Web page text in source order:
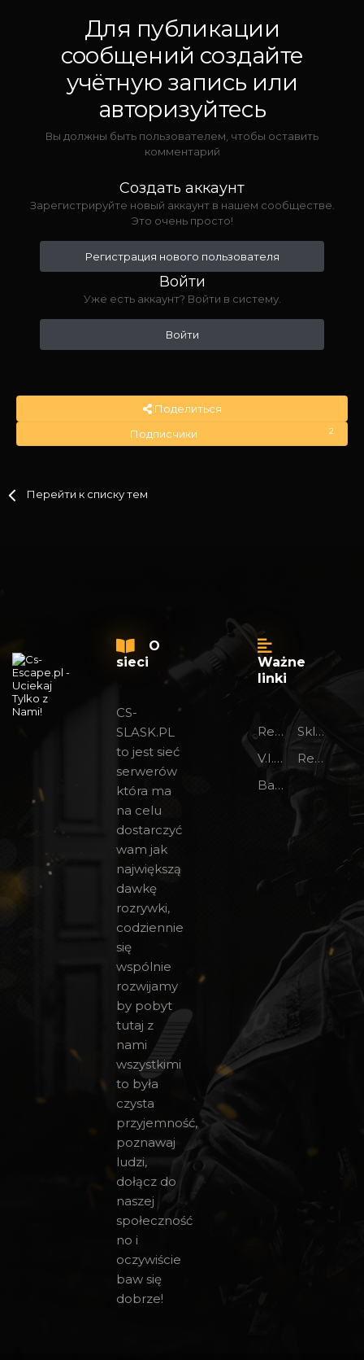
Для публикации
сообщений создайте
учётную запись или
авторизуйтесь
Вы должны быть пользователем, чтобы оставить
комментарий
Создать аккаунт
Зарегистрируйте новый аккаунт в нашем сообществе.
Это очень просто!
Регистрация нового пользователя
Войти
Уже есть аккаунт? Войти в систему.
Войти
Поделиться
Подписчики
2
Перейти к списку тем
O
sieci
CS-
SLASK.PL
to jest sieć
serwerów
która ma
na celu
dostarczyć
wam jak
największą
dawkę
rozrywki,
codziennie
się
wspólnie
rozwijamy
by pobyt
tutaj z
nami
wszystkimi
to była
czysta
przyjemność,
poznawaj
ludzi,
dołącz do
naszej
społeczność
no i
oczywiście
baw się
dobrze!
Ważne
linki
Regulamin
V.I.P na forum
Bany CS 1.6
Sklep 24/7